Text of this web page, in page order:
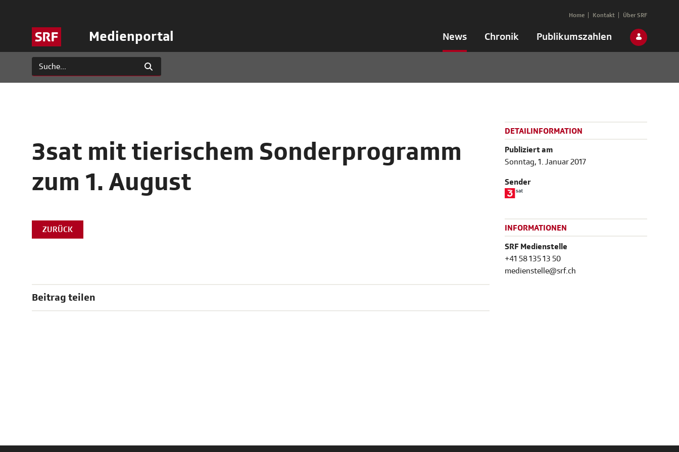
Medienportal News Chronik Publikumszahlen
Home Kontakt Über SRF
3sat mit tierischem Sonderprogramm
zum 1. August
ZURÜCK
Beitrag teilen
DETAILINFORMATION
Publiziert am
Sonntag, 1. Januar 2017
Sender
INFORMATIONEN
SRF Medienstelle
+41 58 135 13 50
medienstelle@srf.ch